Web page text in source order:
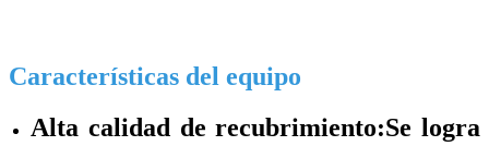
Características del equipo
Alta calidad de recubrimiento:Se logra